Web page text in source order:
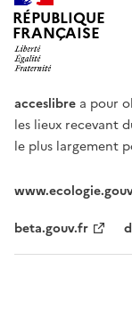
RÉPUBLIQUE
FRANÇAISE
acceslibre a pour
les lieux recevant
le plus largement
beta.gouv.fr